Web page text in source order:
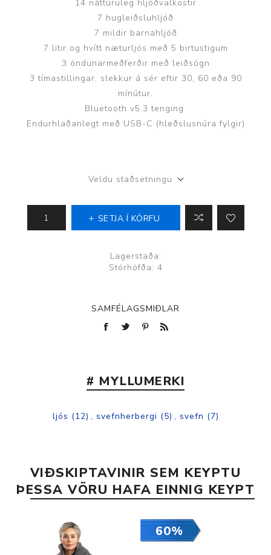
14 náttúruleg hljóðvalkostir
7 hugleiðsluhljóð
7 mildir barnahljóð
7 litir og hvítt næturljós með 5 birtustigum
3 öndunarmeðferðir með leiðsögn
3 tímastillingar, slekkur á sér eftir 30, 60 eða 90
mínútur.
Bluetooth v5.3 tenging
Endurhlaðanlegt með USB-C (hleðslusnúra fylgir)
Veldu staðsetningu
SETJA Í KÖRFU
Lagerstaða:
Stórhöfða: 4
SAMFÉLAGSMIÐLAR
# MYLLUMERKI
ljós (12) , svefnherbergi (5) , svefn (7)
VIÐSKIPTAVINIR SEM KEYPTU
ÞESSA VÖRU HAFA EINNIG KEYPT
60%